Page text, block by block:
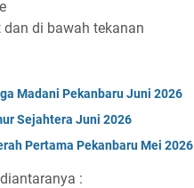
di bawah tekanan
Madani Pekanbaru Juni 2026
Sejahtera Juni 2026
Pertama Pekanbaru Mei 2026
: